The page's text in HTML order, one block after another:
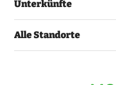
Unterkünfte
Alle Standorte